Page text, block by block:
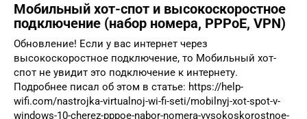
Мобильный хот-спот и высокоскоростное
подключение (набор номера, PPPoE, VPN)
Обновление! Если у вас интернет через
высокоскоростное подключение, то Мобильный хот-
спот не увидит это подключение к интернету.
Подробнее писал об этом в статье: https://help-
wifi.com/nastrojka-virtualnoj-wi-fi-seti/mobilnyj-xot-spot-v-
windows-10-cherez-pppoe-nabor-nomera-vysokoskorostnoe-